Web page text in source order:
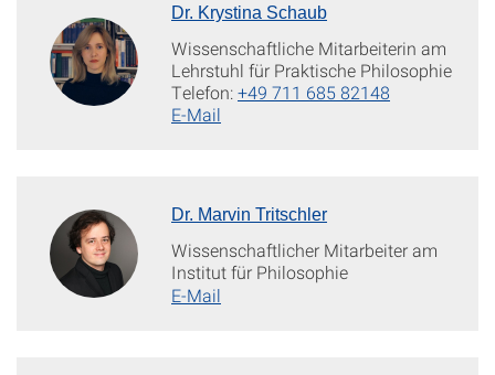
Dr. Krystina Schaub
Wissenschaftliche Mitarbeiterin am
Lehrstuhl für Praktische Philosophie
Telefon:+49 711 685 82148
E-Mail
Dr. Marvin Tritschler
Wissenschaftlicher Mitarbeiter am
Institut für Philosophie
E-Mail